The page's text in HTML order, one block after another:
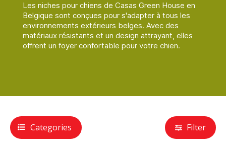
Les niches pour chiens de Casas Green House en
Belgique sont conçues pour s'adapter à tous les
environnements extérieurs belges. Avec des
matériaux résistants et un design attrayant, elles
offrent un foyer confortable pour votre chien.
Categories Filter